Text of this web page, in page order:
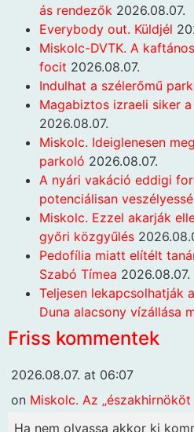
ás rendezők 2026.08.07.
Everybody out. Küldjél
Miskolc-DVTK. A
focit 2026.08.07.
Indulhat a szélerőmű
Magabiztos izraeli siker
2026.08.07.
Miskolc. Ideiglenesen
parkoló 2026.08.07.
A nyári vakáció eddigi
potenciálisan
Miskolc. Ezzel akarják
győri közgyűlés
Pedofília miatt elítélt
Szabó Tímea 2026.08.07.
Teljesen lekapcsolhatják
Duna alacsony vízállása
Friss kommentek
2026.08.07. at 06:07
on Miskolc. Az
Ha nem olvassa akkor ki